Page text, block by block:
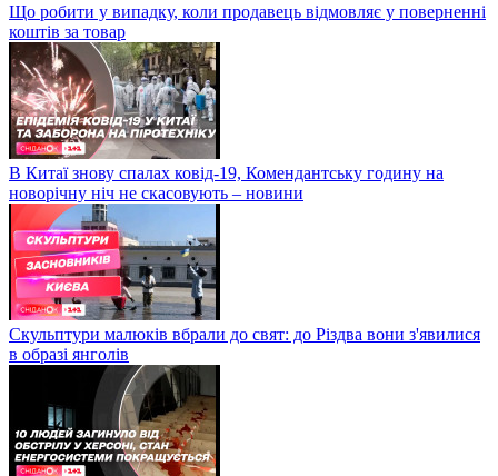
Що робити у випадку, коли продавець відмовляє у поверненні
коштів за товар
В Китаї знову спалах ковід-19, Комендантську годину на
новорічну ніч не скасовують – новини
Скульптури малюків вбрали до свят: до Різдва вони з'явилися
в образі янголів